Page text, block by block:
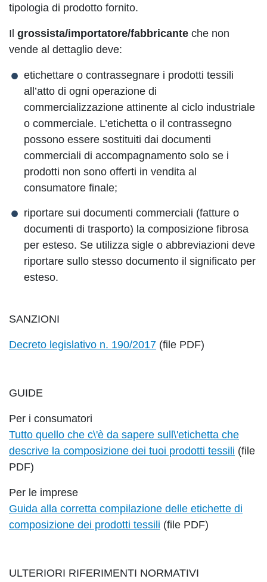
tipologia di prodotto fornito.
Il grossista/importatore/fabbricante che non
vende al dettaglio deve:
etichettare o contrassegnare i prodotti tessili
all’atto di ogni operazione di
commercializzazione attinente al ciclo industriale
o commerciale. L’etichetta o il contrassegno
possono essere sostituiti dai documenti
commerciali di accompagnamento solo se i
prodotti non sono offerti in vendita al
consumatore finale;
riportare sui documenti commerciali (fatture o
documenti di trasporto) la composizione fibrosa
per esteso. Se utilizza sigle o abbreviazioni deve
riportare sullo stesso documento il significato per
esteso.
SANZIONI
Decreto legislativo n. 190/2017 (file PDF)
GUIDE
Per i consumatori
Tutto quello che c\'è da sapere sull\'etichetta che
descrive la composizione dei tuoi prodotti tessili (file
PDF)
Per le imprese
Guida alla corretta compilazione delle etichette di
composizione dei prodotti tessili (file PDF)
ULTERIORI RIFERIMENTI NORMATIVI